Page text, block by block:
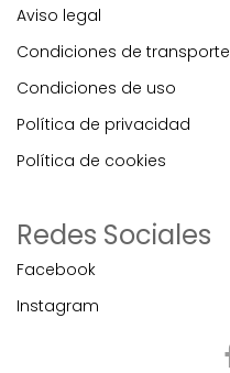
Aviso legal
Condiciones de transporte
Condiciones de uso
Política de privacidad
Política de cookies
Redes Sociales
Facebook
Instagram